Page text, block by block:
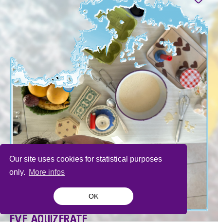
Our site uses cookies for statistical purposes
only. More infos
OK
EVE AOUIZERATE